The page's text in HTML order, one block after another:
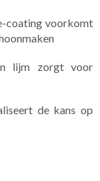
coating voorkomt
lijm zorgt voor
de kans op